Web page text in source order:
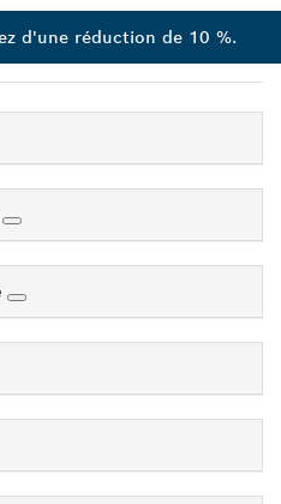
d'une réduction de 10 %.